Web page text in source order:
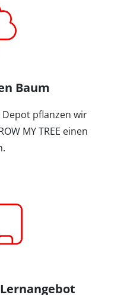
Baum
pflanzen wir
MY TREE einen